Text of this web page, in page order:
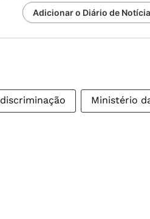
Adicionar o Diário de
discriminação Ministério